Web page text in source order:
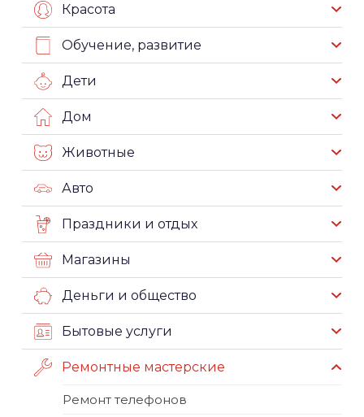
Красота
Обучение, развитие
Дети
Дом
Животные
Авто
Праздники и отдых
Магазины
Деньги и общество
Бытовые услуги
Ремонтные мастерские
Ремонт телефонов